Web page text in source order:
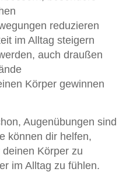
reduzieren
im Alltag steigern
auch draußen
Körper gewinnen
Augenübungen sind
können dir helfen,
Körper zu
im Alltag zu fühlen.